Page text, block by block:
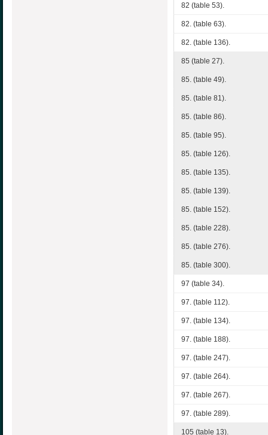
82 (table 53).
82. (table 63).
82. (table 136).
85 (table 27).
85. (table 49).
85. (table 81).
85. (table 86).
85. (table 95).
85. (table 126).
85. (table 135).
85. (table 139).
85. (table 152).
85. (table 228).
85. (table 276).
85. (table 300).
97 (table 34).
97. (table 112).
97. (table 134).
97. (table 188).
97. (table 247).
97. (table 264).
97. (table 267).
97. (table 289).
105 (table 13).